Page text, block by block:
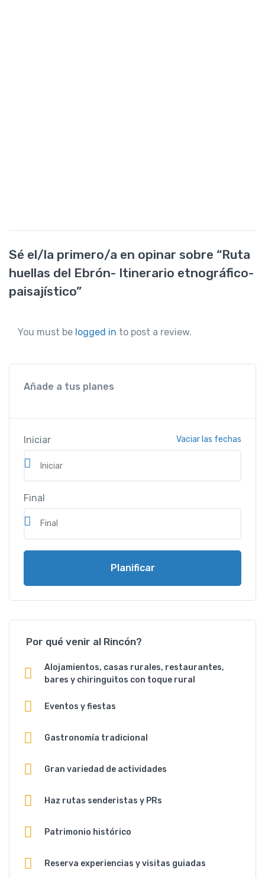
Sé el/la primero/a en opinar sobre “Ruta
huellas del Ebrón- Itinerario etnográfico-
paisajístico”
You must be logged in to post a review.
Añade a tus planes
Iniciar
Final
Vaciar las fechas
Planificar
Por qué venir al Rincón?
Alojamientos, casas rurales, restaurantes,
bares y chiringuitos con toque rural
Eventos y fiestas
Gastronomía tradicional
Gran variedad de actividades
Haz rutas senderistas y PRs
Patrimonio histórico
Reserva experiencias y visitas guiadas